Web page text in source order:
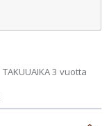
TAKUUAIKA 3 vuotta